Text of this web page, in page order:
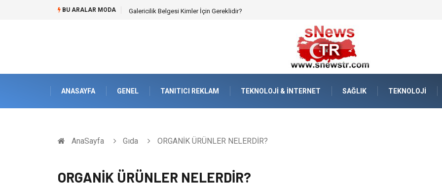
BU ARALAR MODA Doküman Yönetimi ile Kurumsal Hafızanın Dijitalleşmesi
ANASAYFA GENEL TANITICI REKLAM TEKNOLOJI & İNTERNET SAĞLIK TEKNOLOJI
AnaSayfa Gıda ORGANİK ÜRÜNLER NELERDİR?
ORGANİK ÜRÜNLER NELERDİR?